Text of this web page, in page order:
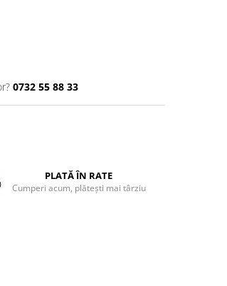
0732 55 88 33
PLATĂ ÎN RATE
Cumperi acum, plătești mai târziu